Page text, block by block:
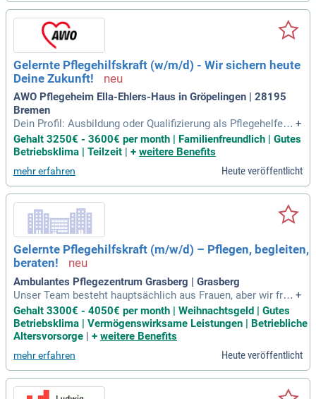
Gelernte Pflegehilfskraft (w/m/d) - Wir sichern heute
Deine Zukunft!
AWO Pflegeheim Ella-Ehlers-Haus in Gröpelingen | 28195
Bremen
Dein Profil: Ausbildung oder Qualifizierung als Pflegehelfer:i
n, Altenpflegehelfer:in oder Pflegeassistent:in; Eine positive
Haltung im Umgang mit kranken, alten und behinderten Men
fe wünschenswert
+
Gehalt 3250€ - 3600€ per month | Familienfreundlich | Gutes
Betriebsklima | Teilzeit
+ weitere Benefits
mehr erfahren Heute veröffentlicht
Gelernte Pflegehilfskraft (m/w/d) – Pflegen, begleiten,
beraten!
Ambulantes Pflegezentrum Grasberg | Grasberg
Unser Team besteht hauptsächlich aus Frauen, aber wir freu
en uns über jede:n, der:die frischen Wind und neue Perspekti
ven mitbringt.
+
Gehalt 3300€ - 4050€ per month | Weihnachtsgeld | Gutes
Betriebsklima | Vermögenswirksame Leistungen | Betriebliche
Altersvorsorge | + weitere Benefits
mehr erfahren Heute veröffentlicht